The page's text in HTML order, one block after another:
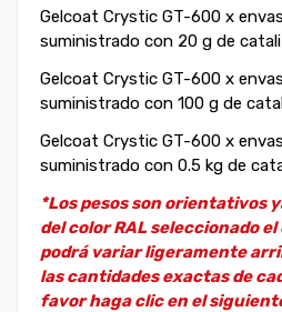
Gelcoat Crystic GT-600 x
suministrado con 20 g de
Gelcoat Crystic GT-600 x
suministrado con 100 g de
Gelcoat Crystic GT-600 x
suministrado con 0.5 kg de
*Los pesos son orientativos
del color RAL seleccionado
podrá variar ligeramente
las cantidades exactas de
favor haga clic en el